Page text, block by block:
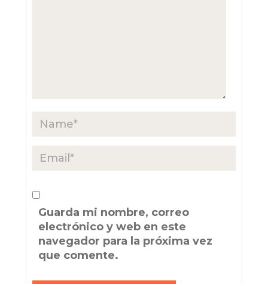
Guarda mi nombre, correo
electrónico y web en este
navegador para la próxima vez
que comente.